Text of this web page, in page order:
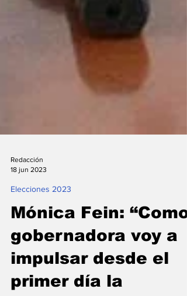
18 jun 2023
Elecciones 2023
Mónica Fein: “Como
gobernadora voy a
impulsar desde el